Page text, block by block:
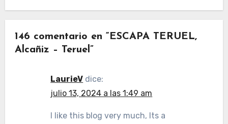
146 comentario en “ESCAPA TERUEL,
Alcañiz – Teruel”
LaurieV dice:
julio 13, 2024 a las 1:49 am
I like this blog very much, Its a